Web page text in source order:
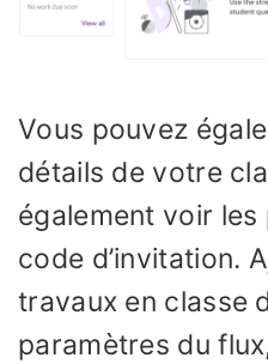
Vous pouvez
détails de votre
également voir
code d’invitation.
travaux en classe
paramètres du